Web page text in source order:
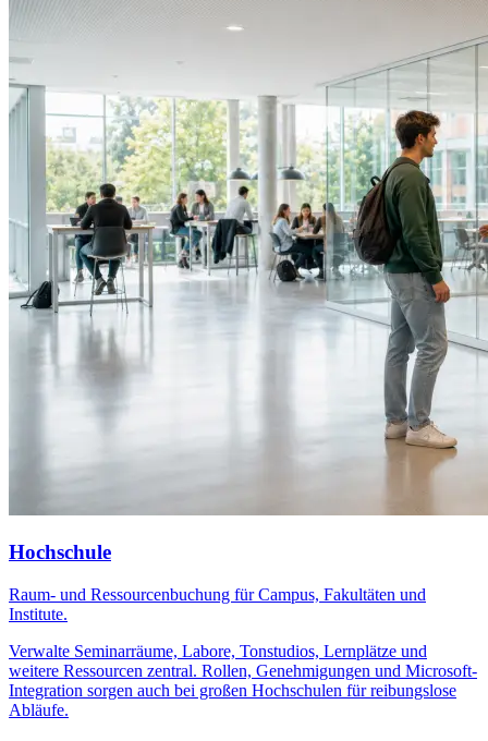
Hochschule
Raum- und Ressourcenbuchung für Campus, Fakultäten und
Institute.
Verwalte Seminarräume, Labore, Tonstudios, Lernplätze und
weitere Ressourcen zentral. Rollen, Genehmigungen und Microsoft-
Integration sorgen auch bei großen Hochschulen für reibungslose
Abläufe.